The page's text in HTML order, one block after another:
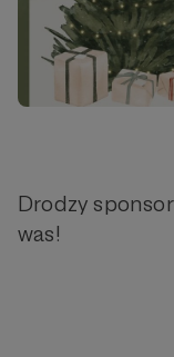
Drodzy
was!